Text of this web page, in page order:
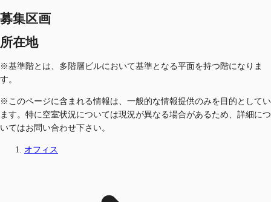
募集区画
所在地
※基準階とは、多階層ビルにおいて基準となる平面を持つ階になりま
す。
※このページに含まれる情報は、一般的な情報提供のみを目的としてい
ます。特に空室状況については現況が異なる場合があるため、詳細につ
いてはお問い合わせ下さい。
オフィス